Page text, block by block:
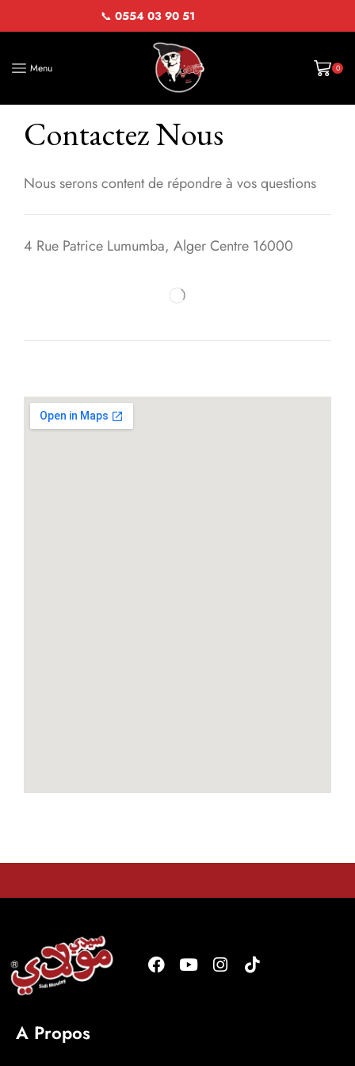
📞 0554 03 90 51
Menu 0
Contactez Nous
Nous serons content de répondre à vos questions
4 Rue Patrice Lumumba, Alger Centre 16000
A Propos